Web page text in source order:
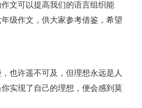
文可以提高我们的语言组织能
级作文，供大家参考借鉴，希望
也许遥不可及，但理想永远是人
实现了自己的理想，便会感到莫